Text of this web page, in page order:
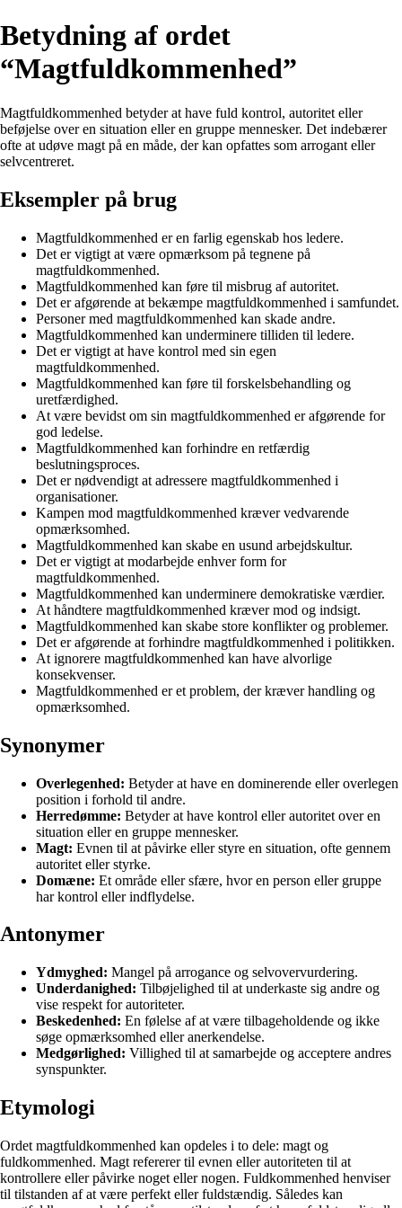
Betydning af ordet
“Magtfuldkommenhed”
Magtfuldkommenhed betyder at have fuld kontrol, autoritet eller
beføjelse over en situation eller en gruppe mennesker. Det indebærer
ofte at udøve magt på en måde, der kan opfattes som arrogant eller
selvcentreret.
Eksempler på brug
Magtfuldkommenhed er en farlig egenskab hos ledere.
Det er vigtigt at være opmærksom på tegnene på
magtfuldkommenhed.
Magtfuldkommenhed kan føre til misbrug af autoritet.
Det er afgørende at bekæmpe magtfuldkommenhed i samfundet.
Personer med magtfuldkommenhed kan skade andre.
Magtfuldkommenhed kan underminere tilliden til ledere.
Det er vigtigt at have kontrol med sin egen
magtfuldkommenhed.
Magtfuldkommenhed kan føre til forskelsbehandling og
uretfærdighed.
At være bevidst om sin magtfuldkommenhed er afgørende for
god ledelse.
Magtfuldkommenhed kan forhindre en retfærdig
beslutningsproces.
Det er nødvendigt at adressere magtfuldkommenhed i
organisationer.
Kampen mod magtfuldkommenhed kræver vedvarende
opmærksomhed.
Magtfuldkommenhed kan skabe en usund arbejdskultur.
Det er vigtigt at modarbejde enhver form for
magtfuldkommenhed.
Magtfuldkommenhed kan underminere demokratiske værdier.
At håndtere magtfuldkommenhed kræver mod og indsigt.
Magtfuldkommenhed kan skabe store konflikter og problemer.
Det er afgørende at forhindre magtfuldkommenhed i politikken.
At ignorere magtfuldkommenhed kan have alvorlige
konsekvenser.
Magtfuldkommenhed er et problem, der kræver handling og
opmærksomhed.
Synonymer
Overlegenhed: Betyder at have en dominerende eller overlegen
position i forhold til andre.
Herredømme: Betyder at have kontrol eller autoritet over en
situation eller en gruppe mennesker.
Magt: Evnen til at påvirke eller styre en situation, ofte gennem
autoritet eller styrke.
Domæne: Et område eller sfære, hvor en person eller gruppe
har kontrol eller indflydelse.
Antonymer
Ydmyghed: Mangel på arrogance og selvovervurdering.
Underdanighed: Tilbøjelighed til at underkaste sig andre og
vise respekt for autoriteter.
Beskedenhed: En følelse af at være tilbageholdende og ikke
søge opmærksomhed eller anerkendelse.
Medgørlighed: Villighed til at samarbejde og acceptere andres
synspunkter.
Etymologi
Ordet magtfuldkommenhed kan opdeles i to dele: magt og
fuldkommenhed. Magt refererer til evnen eller autoriteten til at
kontrollere eller påvirke noget eller nogen. Fuldkommenhed henviser
til tilstanden af at være perfekt eller fuldstændig. Således kan